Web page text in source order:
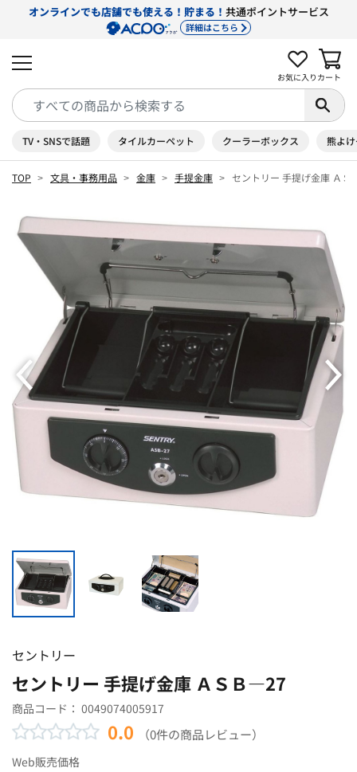
オンラインでも店舗でも使える！貯まる！ 共通ポイントサービス
詳細はこちら
お気に入り カート
TV・SNSで話題 タイルカーペット クーラーボックス 熊よ
TOP 文具・事務用品 金庫 手提金庫 セントリー 手提げ金庫 Ａ
セントリー
セントリー 手提げ金庫 ＡＳＢ―27
商品コード： 0049074005917
0.0 （0件の商品レビュー）
Web販売価格